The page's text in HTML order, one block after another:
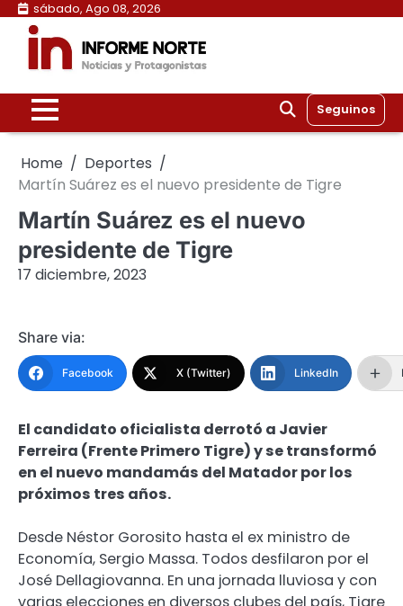
Skip
content
sábado, Ago 08, 2026
Seguinos
Home
Deportes
Martín Suárez es el nuevo presidente de Tigre
Martín Suárez es el nuevo
presidente de Tigre
17 diciembre, 2023
Share via:
Facebook X (Twitter) LinkedIn
El candidato oficialista derrotó a Javier
Ferreira (Frente Primero Tigre) y se transformó
en el nuevo mandamás del Matador por los
próximos tres años.
Desde Néstor Gorosito hasta el ex ministro de
Economía, Sergio Massa. Todos desfilaron por el
José Dellagiovanna. En una jornada lluviosa y con